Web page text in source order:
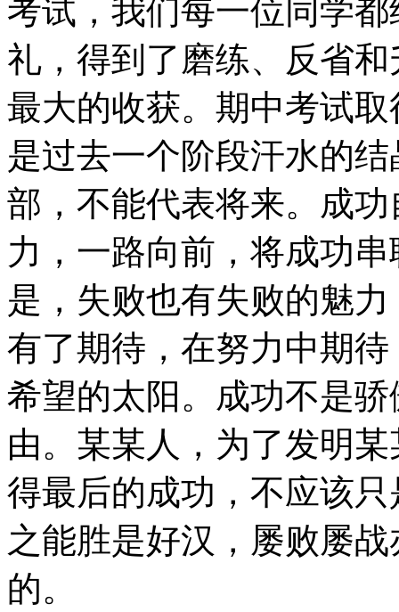
考试，我们每一位同学
礼，得到了磨练、反省
最大的收获。期中考试
是过去一个阶段汗水的
部，不能代表将来。成
力，一路向前，将成功
是，失败也有失败的魅
有了期待，在努力中期
希望的太阳。成功不是
由。某某人，为了发明
得最后的成功，不应该
之能胜是好汉，屡败屡
的。